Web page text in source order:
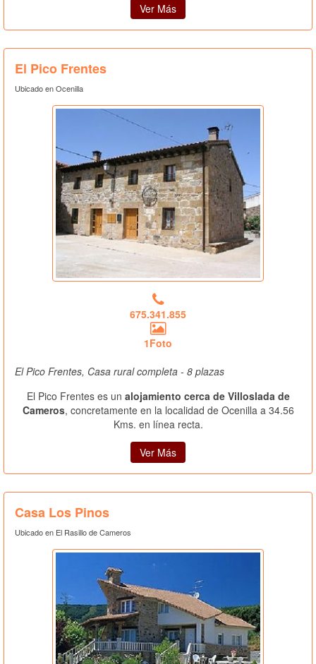
Ver Más
El Pico Frentes
Ubicado en Ocenilla
675.341.855
1Foto
El Pico Frentes, Casa rural completa - 8 plazas
El Pico Frentes es un alojamiento cerca de Villoslada de
Cameros, concretamente en la localidad de Ocenilla a 34.56
Kms. en línea recta.
Ver Más
Casa Los Pinos
Ubicado en El Rasillo de Cameros